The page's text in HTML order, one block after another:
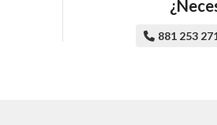
881 253